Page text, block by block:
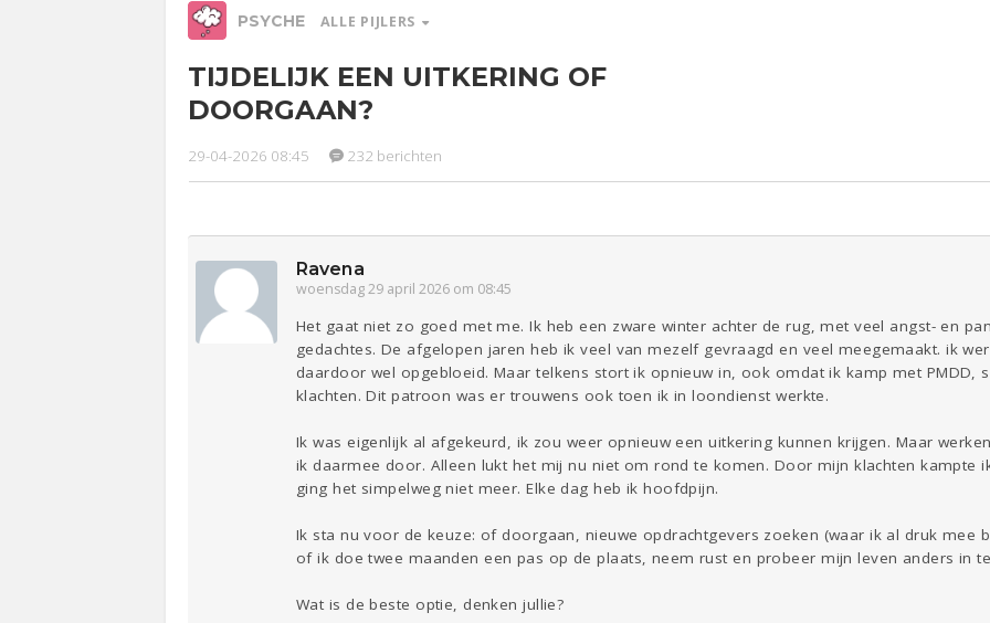
PSYCHE ALLE PIJLERS
TIJDELIJK EEN UITKERING OF
DOORGAAN?
29-04-2026 08:45 232 berichten
Ravena
woensdag 29 april 2026 om 08:45
Het gaat niet zo goed met me. Ik heb een zware winter achter de rug, met veel angst- en
gedachtes. De afgelopen jaren heb ik veel van mezelf gevraagd en veel meegemaakt. ik
daardoor wel opgebloeid. Maar telkens stort ik opnieuw in, ook omdat ik kamp met PMDD,
klachten. Dit patroon was er trouwens ook toen ik in loondienst werkte.
Ik was eigenlijk al afgekeurd, ik zou weer opnieuw een uitkering kunnen krijgen. Maar
ik daarmee door. Alleen lukt het mij nu niet om rond te komen. Door mijn klachten kampte
ging het simpelweg niet meer. Elke dag heb ik hoofdpijn.
Ik sta nu voor de keuze: of doorgaan, nieuwe opdrachtgevers zoeken (waar ik al druk mee
of ik doe twee maanden een pas op de plaats, neem rust en probeer mijn leven anders in
Wat is de beste optie, denken jullie?